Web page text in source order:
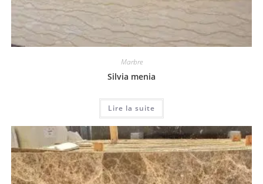
Marbre
Silvia menia
Lire la suite